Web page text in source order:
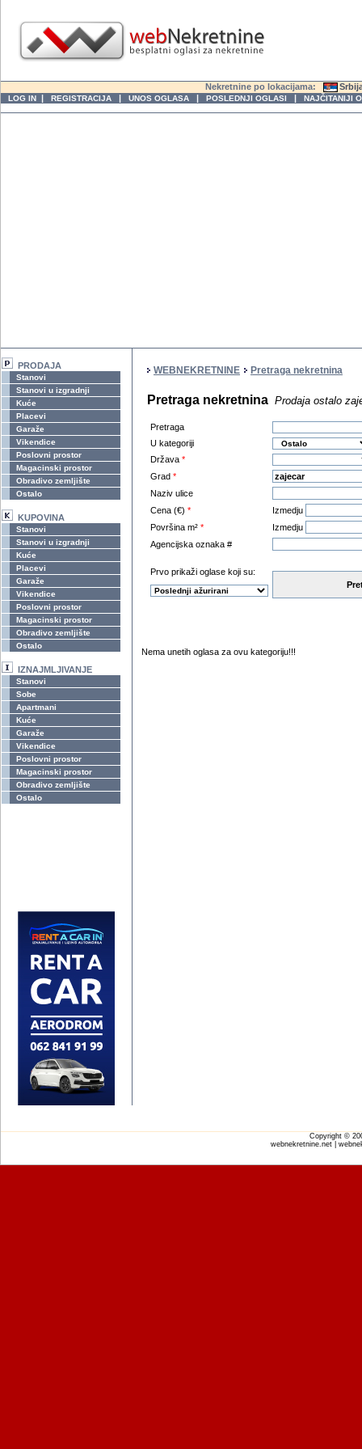
Nekretnine po lokacijama:
LOG IN | REGISTRACIJA | UNOS OGLASA | POSLEDNJI OGLASI | NAJČITANIJI
PRODAJA
Stanovi
Stanovi u izgradnji
Kuće
Placevi
Garaže
Vikendice
Poslovni prostor
Magacinski prostor
Obradivo zemljište
Ostalo
KUPOVINA
Stanovi
Stanovi u izgradnji
Kuće
Placevi
Garaže
Vikendice
Poslovni prostor
Magacinski prostor
Obradivo zemljište
Ostalo
IZNAJMLJIVANJE
Stanovi
Sobe
Apartmani
Kuće
Garaže
Vikendice
Poslovni prostor
Magacinski prostor
Obradivo zemljište
Ostalo
WEBNEKRETNINE Pretraga nekretnina
Pretraga nekretnina Prodaja ostalo
Pretraga
U kategoriji
Država *
Grad *
Naziv ulice
Cena (€) *
Izmedju
Površina m² *
Izmedju
Agencijska oznaka #
Prvo prikaži oglase koji su:
Nema unetih oglasa za ovu kategoriju!!!
Copyright ©
webnekretnine.net |